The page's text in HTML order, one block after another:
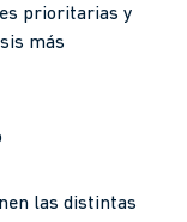
prioritarias y
más
las distintas